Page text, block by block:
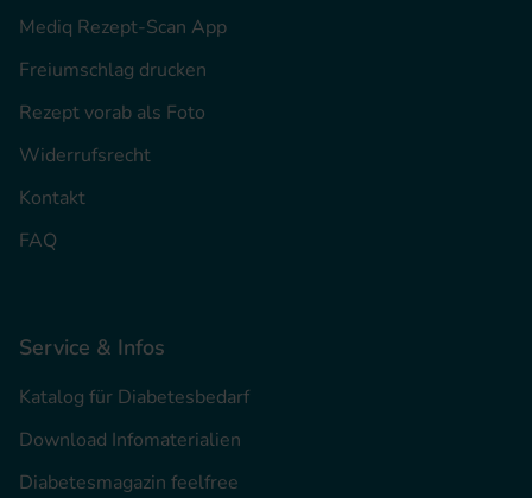
Mediq Rezept-Scan App
Freiumschlag drucken
Rezept vorab als Foto
Widerrufsrecht
Kontakt
FAQ
Service & Infos
Katalog für Diabetesbedarf
Download Infomaterialien
Diabetesmagazin feelfree